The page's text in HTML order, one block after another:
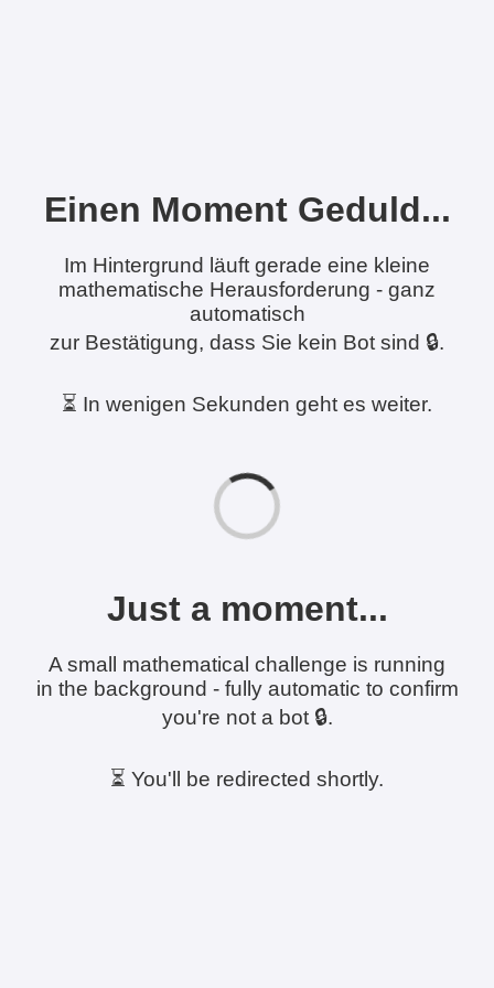
Einen Moment Geduld...
Im Hintergrund läuft gerade eine kleine
mathematische Herausforderung - ganz
automatisch
zur Bestätigung, dass Sie kein Bot sind 🔒.
⏳ In wenigen Sekunden geht es weiter.
Just a moment...
A small mathematical challenge is running
in the background - fully automatic to confirm
you're not a bot 🔒.
⏳ You'll be redirected shortly.